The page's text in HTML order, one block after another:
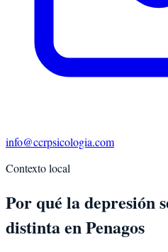
info@ccrpsicologia.com
Contexto local
Por qué la depresión
distinta en Penagos